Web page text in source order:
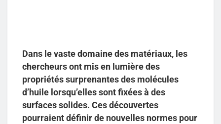
Dans le vaste domaine des matériaux, les
chercheurs ont mis en lumière des
propriétés surprenantes des molécules
d’huile lorsqu’elles sont fixées à des
surfaces solides. Ces découvertes
pourraient définir de nouvelles normes pour